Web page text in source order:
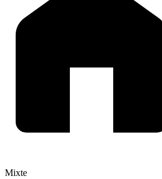
Mixte